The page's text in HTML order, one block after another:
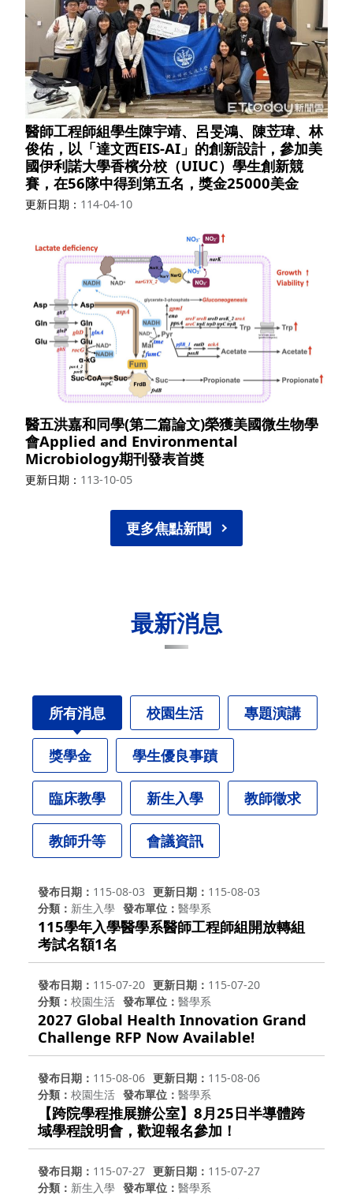
醫師工程師組學生陳宇靖、呂旻鴻、陳苙瑋、林
俊佑，以「達文西EIS-AI」的創新設計，參加美
國伊利諾大學香檳分校（UIUC）學生創新競
賽，在56隊中得到第五名，獎金25000美金
更新日期 114-04-10
醫五洪嘉和同學(第二篇論文)榮獲美國微生物學
會Applied and Environmental
Microbiology期刊發表首奬
更新日期 113-10-05
更多焦點新聞
最新消息
所有消息 校園生活 專題演講
獎學金 學生優良事蹟
臨床教學 新生入學 教師徵求
教師升等 會議資訊
發布日期 115-08-03 更新日期
115-08-03
分類
新生入學 發布單位 醫學系
115學年入學醫學系醫師工程師組開放轉組
考試名額1名
發布日期 115-07-20 更新日期
115-07-20
分類
校園生活 發布單位 醫學系
2027 Global Health Innovation Grand
Challenge RFP Now Available!
發布日期 115-08-06 更新日期
115-08-06
分類
校園生活 發布單位 醫學系
【跨院學程推展辦公室】8月25日半導體跨
域學程說明會，歡迎報名參加！
發布日期 115-07-27 更新日期
115-07-27
分類
新生入學 發布單位 醫學系